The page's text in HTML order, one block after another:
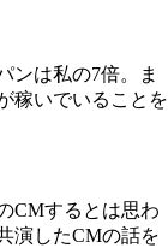
ンは私の7倍。ま
稼いでいることを
CMするとは思わ
演したCMの話を